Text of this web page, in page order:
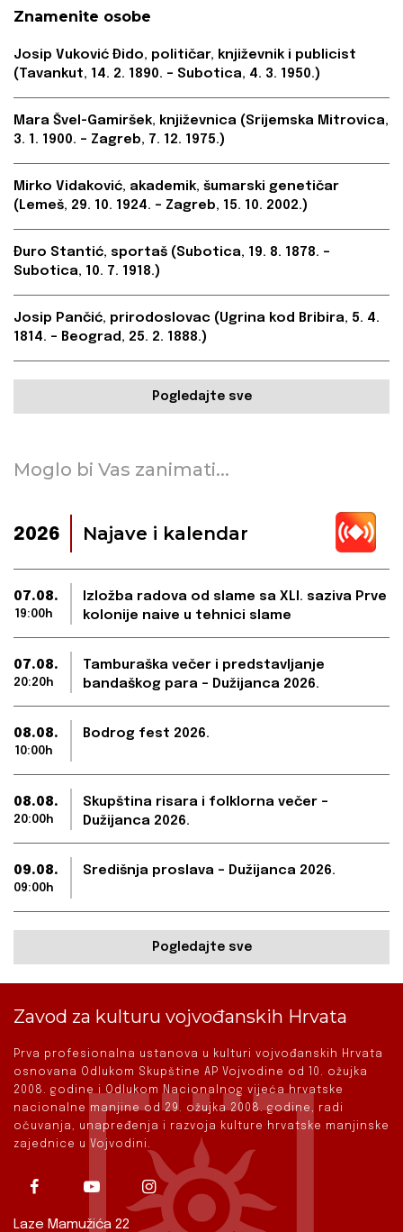
Znamenite osobe
Josip Vuković Đido, političar, književnik i publicist
(Tavankut, 14. 2. 1890. – Subotica, 4. 3. 1950.)
Mara Švel-Gamiršek, književnica (Srijemska Mitrovica,
3. 1. 1900. – Zagreb, 7. 12. 1975.)
Mirko Vidaković, akademik, šumarski genetičar
(Lemeš, 29. 10. 1924. – Zagreb, 15. 10. 2002.)
Đuro Stantić, sportaš (Subotica, 19. 8. 1878. –
Subotica, 10. 7. 1918.)
Josip Pančić, prirodoslovac (Ugrina kod Bribira, 5. 4.
1814. – Beograd, 25. 2. 1888.)
Pogledajte sve
Moglo bi Vas zanimati...
2026 Najave i kalendar
07.08.
19:00h
Izložba radova od slame sa XLI. saziva Prve
kolonije naive u tehnici slame
07.08.
20:20h
Tamburaška večer i predstavljanje
bandaškog para – Dužijanca 2026.
08.08.
10:00h
Bodrog fest 2026.
08.08.
20:00h
Skupština risara i folklorna večer –
Dužijanca 2026.
09.08.
09:00h
Središnja proslava – Dužijanca 2026.
Pogledajte sve
Zavod za kulturu vojvođanskih Hrvata
Prva profesionalna ustanova u kulturi vojvođanskih Hrvata
osnovana Odlukom Skupštine AP Vojvodine od 10. ožujka
2008. godine i Odlukom Nacionalnog vijeća hrvatske
nacionalne manjine od 29. ožujka 2008. godine, radi
očuvanja, unapređenja i razvoja kulture hrvatske manjinske
zajednice u Vojvodini.
Laze Mamužića 22